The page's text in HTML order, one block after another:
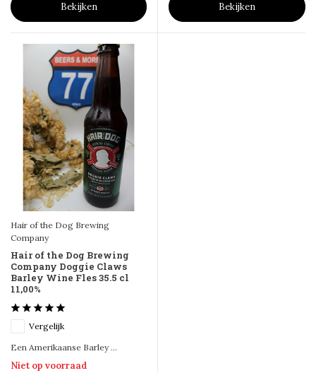
Bekijken Bekijken
Hair of the Dog Brewing
Company
Hair of the Dog Brewing
Company Doggie Claws
Barley Wine Fles 35.5 cl
11,00%
Vergelijk
Een Amerikaanse Barley ...
Niet op voorraad